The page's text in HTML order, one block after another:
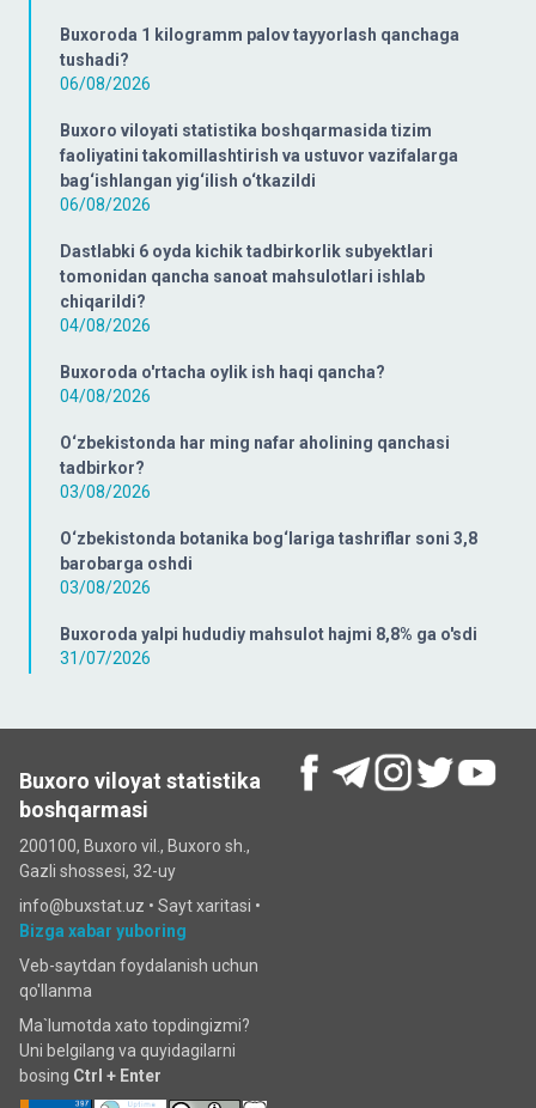
Buxoroda 1 kilogramm palov tayyorlash qanchaga
tushadi?
06/08/2026
Buxoro viloyati statistika boshqarmasida tizim
faoliyatini takomillashtirish va ustuvor vazifalarga
bag‘ishlangan yig‘ilish o‘tkazildi
06/08/2026
Dastlabki 6 oyda kichik tadbirkorlik subyektlari
tomonidan qancha sanoat mahsulotlari ishlab
chiqarildi?
04/08/2026
Buxoroda o'rtacha oylik ish haqi qancha?
04/08/2026
O‘zbekistonda har ming nafar aholining qanchasi
tadbirkor?
03/08/2026
O‘zbekistonda botanika bog‘lariga tashriflar soni 3,8
barobarga oshdi
03/08/2026
Buxoroda yalpi hududiy mahsulot hajmi 8,8% ga o'sdi
31/07/2026
Buxoro viloyat statistika
boshqarmasi
200100, Buxoro vil., Buxoro sh.,
Gazli shossesi, 32-uy
info@buxstat.uz • Sayt xaritasi •
Bizga xabar yuboring
Veb-saytdan foydalanish uchun
qo'llanma
Ma`lumotda xato topdingizmi?
Uni belgilang va quyidagilarni
bosing Ctrl + Enter